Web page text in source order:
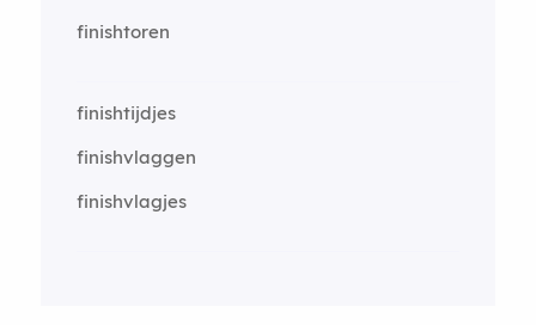
finishtoren
finishtijdjes
finishvlaggen
finishvlagjes